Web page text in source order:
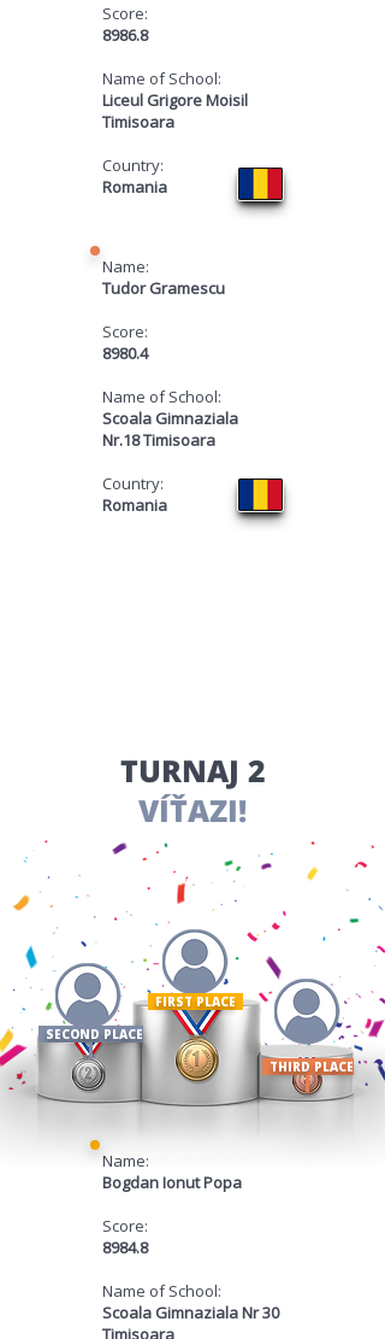
Score:
8986.8
Name of School:
Liceul Grigore Moisil
Timisoara
Country:
Romania
Name:
Tudor Gramescu
Score:
8980.4
Name of School:
Scoala Gimnaziala
Nr.18 Timisoara
Country:
Romania
​TURNAJ 2
VÍŤAZI!
Name:
Bogdan Ionut Popa
Score:
8984.8
Name of School:
Scoala Gimnaziala Nr 30
Timisoara
THIRD PLACE
FIRST PLACE ​
SECOND PLACE